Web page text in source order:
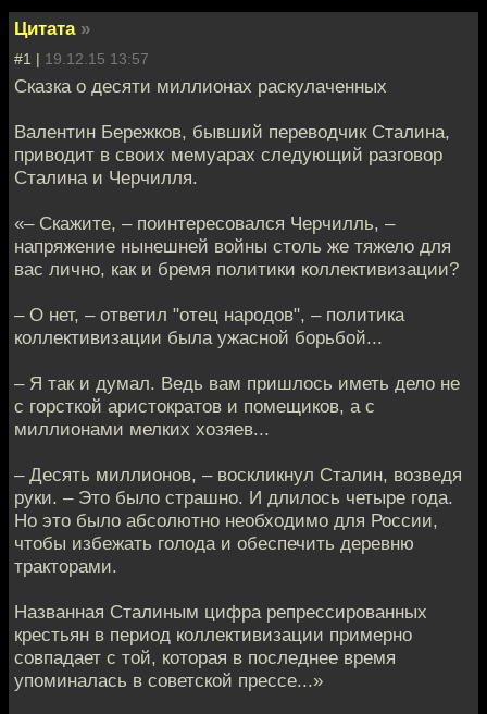
Цитата »
#1 | 19.12.15 13:57
Сказка о десяти миллионах раскулаченных
Валентин Бережков, бывший переводчик Сталина,
приводит в своих мемуарах следующий разговор
Сталина и Черчилля.
«– Скажите, – поинтересовался Черчилль, –
напряжение нынешней войны столь же тяжело для
вас лично, как и бремя политики коллективизации?
– О нет, – ответил "отец народов", – политика
коллективизации была ужасной борьбой...
– Я так и думал. Ведь вам пришлось иметь дело не
с горсткой аристократов и помещиков, а с
миллионами мелких хозяев...
– Десять миллионов, – воскликнул Сталин, возведя
руки. – Это было страшно. И длилось четыре года.
Но это было абсолютно необходимо для России,
чтобы избежать голода и обеспечить деревню
тракторами.
Названная Сталиным цифра репрессированных
крестьян в период коллективизации примерно
совпадает с той, которая в последнее время
упоминалась в советской прессе...»